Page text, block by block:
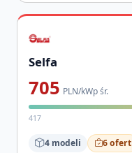
Selfa
705 PLN/kWp śr.
417
4 modeli 6 ofert